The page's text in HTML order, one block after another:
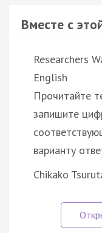
Вместе с
Researchers
English
Прочитайте
запишите
варианту
Chikako